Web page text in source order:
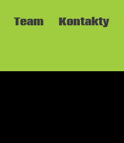
Team Kontakty